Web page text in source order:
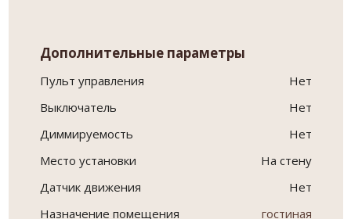
Дополнительные параметры
Пульт управления
Нет
Выключатель
Нет
Диммируемость
Нет
Место установки
На стену
Датчик движения
Нет
Назначение помещения
гостиная